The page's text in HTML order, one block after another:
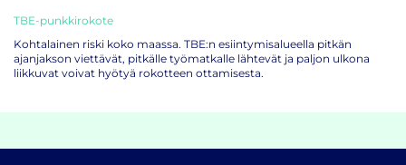
TBE-punkkirokote
Kohtalainen riski koko maassa. TBE:n esiintymisalueella pitkän
ajanjakson viettävät, pitkälle työmatkalle lähtevät ja paljon ulkona
liikkuvat voivat hyötyä rokotteen ottamisesta.